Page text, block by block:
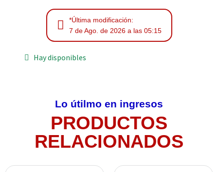
*Última modificación:
7 de Ago. de 2026 a las 05:15
Hay disponibles
Lo útilmo en ingresos
PRODUCTOS
RELACIONADOS